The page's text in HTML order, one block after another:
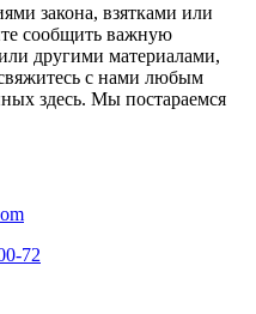
закона, взятками или
сообщить важную
другими материалами,
с нами любым
здесь. Мы постараемся
72